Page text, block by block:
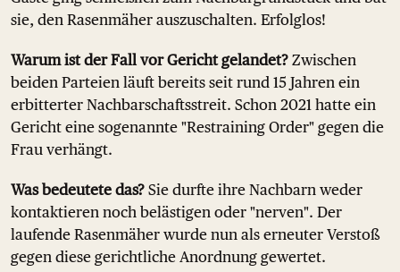
sie, den Rasenmäher auszuschalten. Erfolglos!
Warum ist der Fall vor Gericht gelandet? Zwischen
beiden Parteien läuft bereits seit rund 15 Jahren ein
erbitterter Nachbarschaftsstreit. Schon 2021 hatte ein
Gericht eine sogenannte "Restraining Order" gegen die
Frau verhängt.
Was bedeutete das? Sie durfte ihre Nachbarn weder
kontaktieren noch belästigen oder "nerven". Der
laufende Rasenmäher wurde nun als erneuter Verstoß
gegen diese gerichtliche Anordnung gewertet.